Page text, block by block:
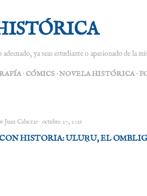
ya seas estudiante o apasionado de la
CÓMICS NOVELA HISTÓRICA
Juan Cabezas octubre 27, 2016
HISTORIA: ULUṞU, EL